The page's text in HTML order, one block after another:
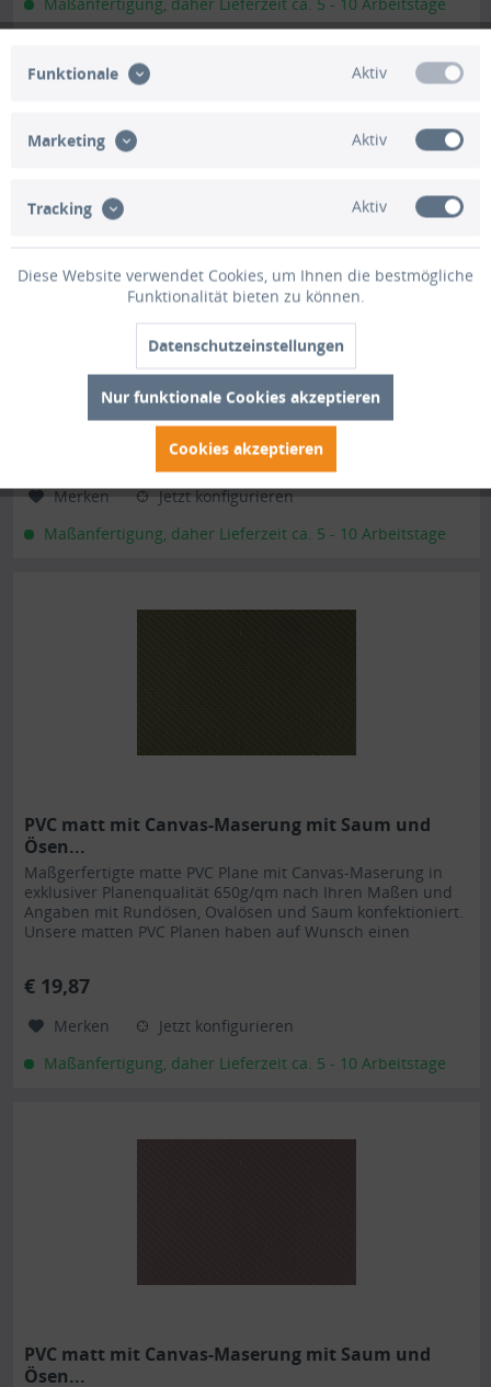
PVC matt mit Canvas-Maserung mit Saum und
Maßgerfertigte matte PVC Plane mit Canvas-Maserung in
exklusiver Planenqualität 650g/qm nach Ihren Maßen und
Angaben mit Rundösen, Ovalösen und Saum konfektioniert.
Unsere matten PVC Planen haben auf Wunsch einen
stabilen rundum...
Merken
Jetzt konfigurieren
Maßanfertigung, daher Lieferzeit ca. 5 - 10 Arbeitstage
PVC matt mit Canvas-Maserung mit Saum und
Ösen...
Maßgerfertigte matte PVC Plane mit Canvas-Maserung in
exklusiver Planenqualität 650g/qm nach Ihren Maßen und
Angaben mit Rundösen, Ovalösen und Saum konfektioniert.
Unsere matten PVC Planen haben auf Wunsch einen
€ 19,87
Merken
Jetzt konfigurieren
Maßanfertigung, daher Lieferzeit ca. 5 - 10 Arbeitstage
PVC matt mit Canvas-Maserung mit Saum und
Ösen...
Funktionale Aktiv
Marketing Aktiv
Tracking Aktiv
Diese Website verwendet Cookies, um Ihnen die bestmögliche
Funktionalität bieten zu können.
Datenschutzeinstellungen
Nur funktionale Cookies akzeptieren
Cookies akzeptieren